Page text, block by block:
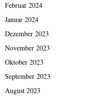
Februar 2024
Januar 2024
Dezember 2023
November 2023
Oktober 2023
September 2023
August 2023